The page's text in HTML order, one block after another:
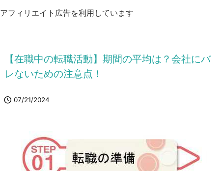
アフィリエイト広告を利用しています
【在職中の転職活動】期間の平均は？会社にバ
レないための注意点！
 07/21/2024